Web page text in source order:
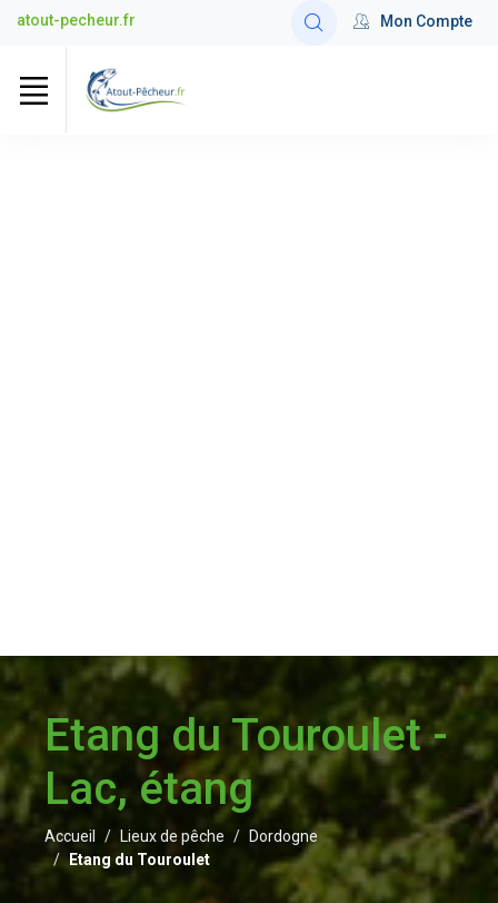
atout-pecheur.fr Mon Compte
Etang du Touroulet -
Lac, étang
Accueil Lieux de pêche
Dordogne
Etang du Touroulet